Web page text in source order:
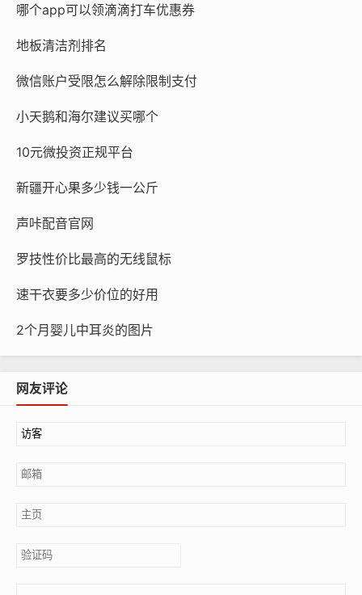
哪个app可以领滴滴打车优惠券
地板清洁剂排名
微信账户受限怎么解除限制支付
小天鹅和海尔建议买哪个
10元微投资正规平台
新疆开心果多少钱一公斤
声咔配音官网
罗技性价比最高的无线鼠标
速干衣要多少价位的好用
2个月婴儿中耳炎的图片
网友评论